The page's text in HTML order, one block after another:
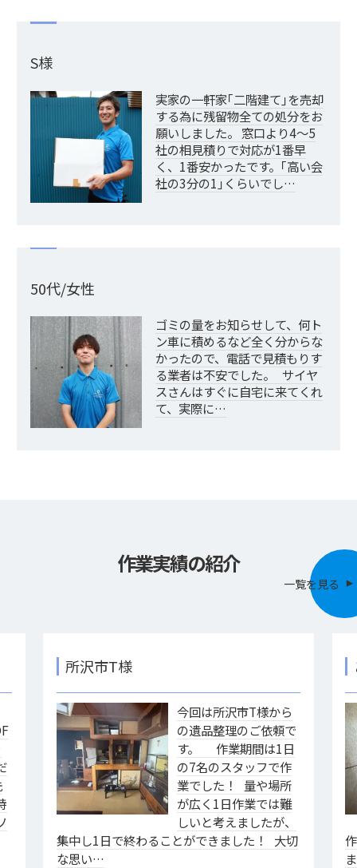
S様
実家の一軒家｢二階建て｣を売却
する為に残留物全ての処分をお
願いしました。 窓口より4～5
社の相見積りで対応が1番早
く、1番安かったです。｢高い会
社の3分の1｣くらいでし…
50代/女性
ゴミの量をお知らせして、何ト
ン車に積めるなど全く分からな
かったので、電話で見積もりす
る業者は不安でした。 サイヤ
スさんはすぐに自宅に来てくれ
て、実際に…
作業実績の紹介
一覧を見る
所沢市T様
今回は所沢市T様から
の遺品整理のご依頼で
す。 作業期間は1日
の7名のスタッフで作
業でした！ 量や場所
が広く1日作業では難
しいと考えましたが、
集中し1日で終わることができました！ 大切
な思い…